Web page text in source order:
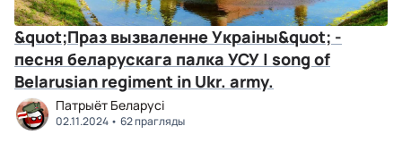
&quot;Праз вызваленне Украіны&quot; -
песня беларускага палка УСУ | song of
Belarusian regiment in Ukr. army.
Патрыёт Беларусі
02.11.2024 62 прагляды